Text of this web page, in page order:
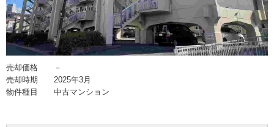
売却価格 －
売却時期 2025年3月
物件種目 中古マンション